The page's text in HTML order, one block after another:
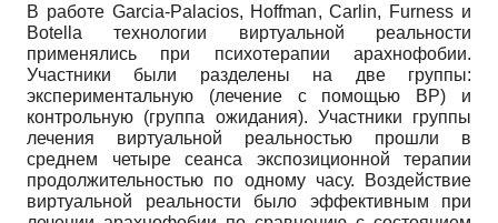
В работе Garcia-Palacios, Hoffman, Carlin, Furness и
Botella технологии виртуальной реальности
применялись при психотерапии арахнофобии.
Участники были разделены на две группы:
экспериментальную (лечение с помощью ВР) и
контрольную (группа ожидания). Участники группы
лечения виртуальной реальностью прошли в
среднем четыре сеанса экспозиционной терапии
продолжительностью по одному часу. Воздействие
виртуальной реальности было эффективным при